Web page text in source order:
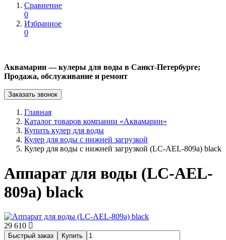
Сравнение
0
Избранное
0
Аквамарин — кулеры для воды в Санкт-Петербурге;
Продажа, обслуживание и ремонт
Заказать звонок
Главная
Каталог товаров компании «Аквамарин»
Купить кулер для воды
Кулер для воды с нижней загрузкой
Кулер для воды с нижней загрузкой (LC-AEL-809a) black
Аппарат для воды (LC-AEL-
809a) black
29 610
Быстрый заказ Купить